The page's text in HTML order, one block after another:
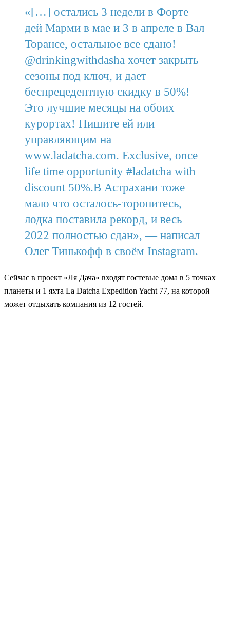
«[…] остались 3 недели в Форте
дей Марми в мае и 3 в апреле в Вал
Торансе, остальное все сдано!
@drinkingwithdasha хочет закрыть
сезоны под ключ, и дает
беспрецедентную скидку в 50%!
Это лучшие месяцы на обоих
курортах! Пишите ей или
управляющим на
www.ladatcha.com. Exclusive, once
life time opportunity #ladatcha with
discount 50%.В Астрахани тоже
мало что осталось-торопитесь,
лодка поставила рекорд, и весь
2022 полностью сдан», — написал
Олег Тинькофф в своём Instagram.
Сейчас в проект «Ля Дача» входят гостевые дома в 5 точках
планеты и 1 яхта La Datcha Expedition Yacht 77, на которой
может отдыхать компания из 12 гостей.